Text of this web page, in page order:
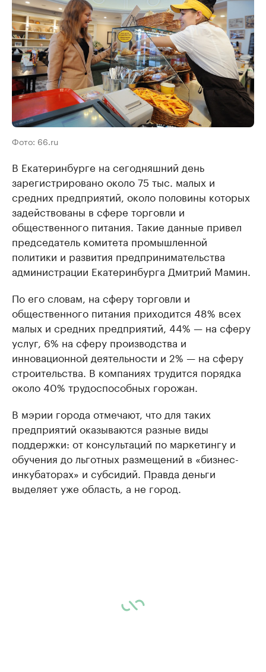
Фото: 66.ru
В Екатеринбурге на сегодняшний день
зарегистрировано около 75 тыс. малых и
средних предприятий, около половины которых
задействованы в сфере торговли и
общественного питания. Такие данные привел
председатель комитета промышленной
политики и развития предпринимательства
администрации Екатеринбурга Дмитрий Мамин.
По его словам, на сферу торговли и
общественного питания приходится 48% всех
малых и средних предприятий, 44% — на сферу
услуг, 6% на сферу производства и
инновационной деятельности и 2% — на сферу
строительства. В компаниях трудится порядка
около 40% трудоспособных горожан.
В мэрии города отмечают, что для таких
предприятий оказываются разные виды
поддержки: от консультаций по маркетингу и
обучения до льготных размещений в «бизнес-
инкубаторах» и субсидий. Правда деньги
выделяет уже область, а не город.